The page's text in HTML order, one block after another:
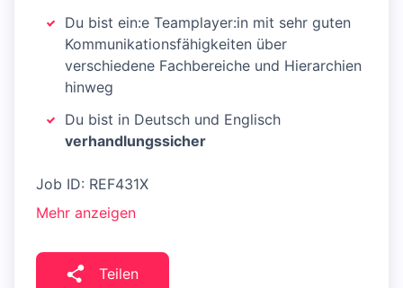
Du bist ein:e Teamplayer:in mit sehr guten
Kommunikationsfähigkeiten über
verschiedene Fachbereiche und Hierarchien
hinweg
Du bist in Deutsch und Englisch
verhandlungssicher
Job ID: REF431X
Mehr anzeigen
Teilen